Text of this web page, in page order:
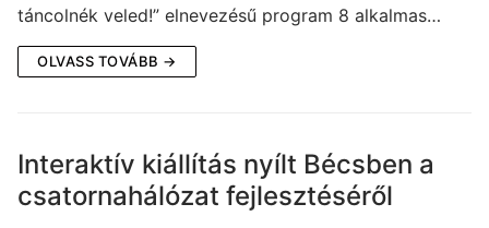
táncolnék veled!” elnevezésű program 8 alkalmas…
OLVASS TOVÁBB →
Interaktív kiállítás nyílt Bécsben a
csatornahálózat fejlesztéséről